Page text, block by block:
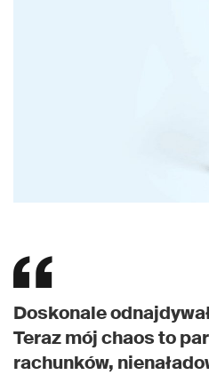
Doskonale
Teraz mój chaos to
rachunków,